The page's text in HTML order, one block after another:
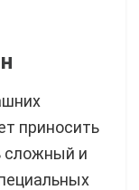
приносить
сложный и